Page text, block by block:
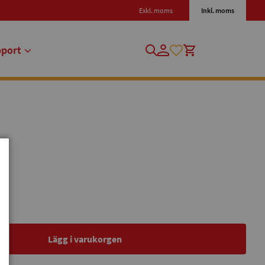
Exkl. moms Inkl. moms
Lägg i varukorgen